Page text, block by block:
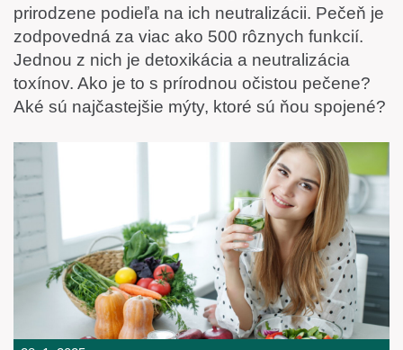
prirodzene podieľa na ich neutralizácii. Pečeň je
zodpovedná za viac ako 500 rôznych funkcií.
Jednou z nich je detoxikácia a neutralizácia
toxínov. Ako je to s prírodnou očistou pečene?
Aké sú najčastejšie mýty, ktoré sú ňou spojené?